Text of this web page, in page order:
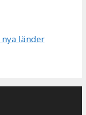
nya länder